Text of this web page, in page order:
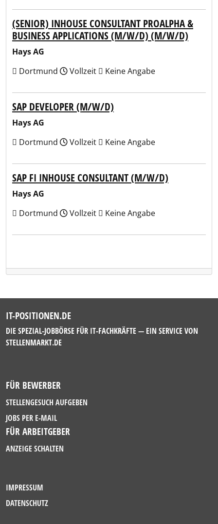
(SENIOR) INHOUSE CONSULTANT PROALPHA &
BUSINESS APPLICATIONS (M/W/D) (M/W/D)
Hays AG
Dortmund
Vollzeit Keine Angabe
SAP DEVELOPER (M/W/D)
Hays AG
Dortmund
Vollzeit Keine Angabe
SAP FI INHOUSE CONSULTANT (M/W/D)
Hays AG
Dortmund
Vollzeit Keine Angabe
IT-POSITIONEN.DE
DIE SPEZIAL-JOBBÖRSE FÜR IT-FACHKRÄFTE — EIN SERVICE VON
STELLENMARKT.DE
FÜR BEWERBER
STELLENGESUCH AUFGEBEN
JOBS PER E-MAIL
FÜR ARBEITGEBER
ANZEIGE SCHALTEN
IMPRESSUM
DATENSCHUTZ